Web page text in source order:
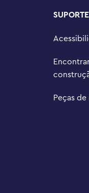
336 peças, inclui
e 9 cm de
SUPORTE
Peças